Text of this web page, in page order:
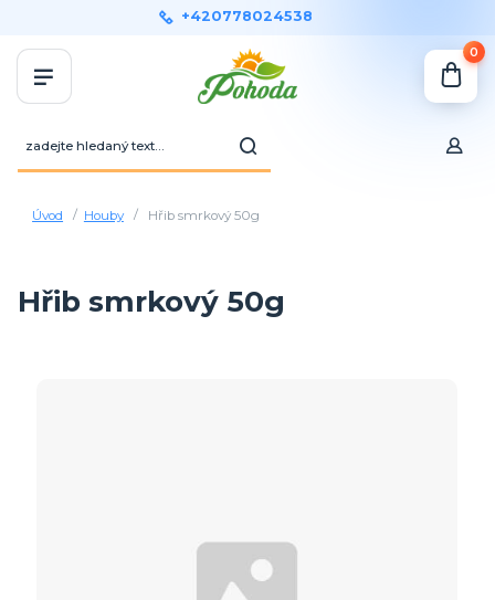
+420778024538
0
Úvod Houby Hřib smrkový 50g
Hřib smrkový 50g